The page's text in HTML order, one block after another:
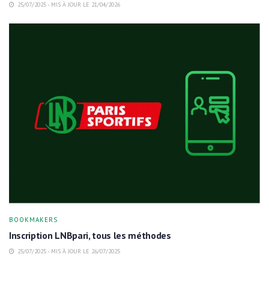
25/07/2025 - MIS À JOUR LE 21/04/2026
BOOKMAKERS
Inscription LNBpari, tous les méthodes
25/07/2025 - MIS À JOUR LE 26/07/2025